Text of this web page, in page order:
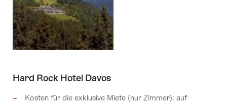
Hard Rock Hotel Davos
Kosten für die exklusive Miete (nur Zimmer): auf